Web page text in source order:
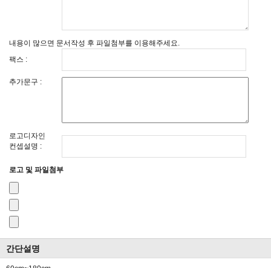
내용이 많으면 문서작성 후 파일첨부를 이용해주세요.
팩스 :
추가문구 :
로고디자인
컨셉설명 :
로고 및 파일첨부
간단설명